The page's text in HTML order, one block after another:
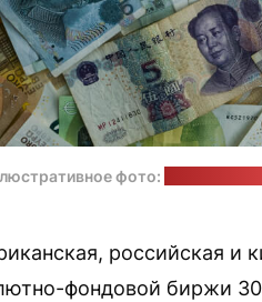
фото:
российская и
фондовой биржи